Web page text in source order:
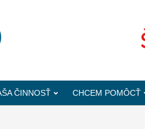
ČINNOSŤ CHCEM POMÔCŤ